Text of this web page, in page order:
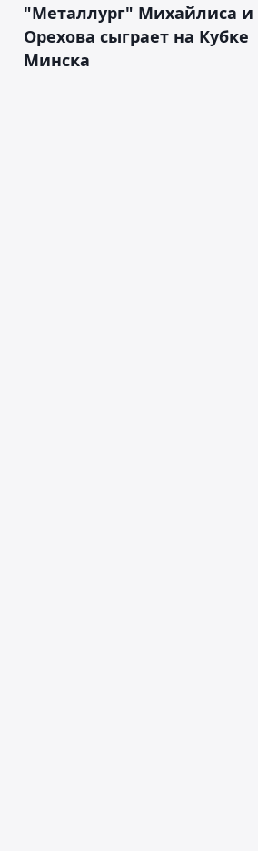
"Металлург" Михайлиса и
Орехова сыграет на Кубке
Минска